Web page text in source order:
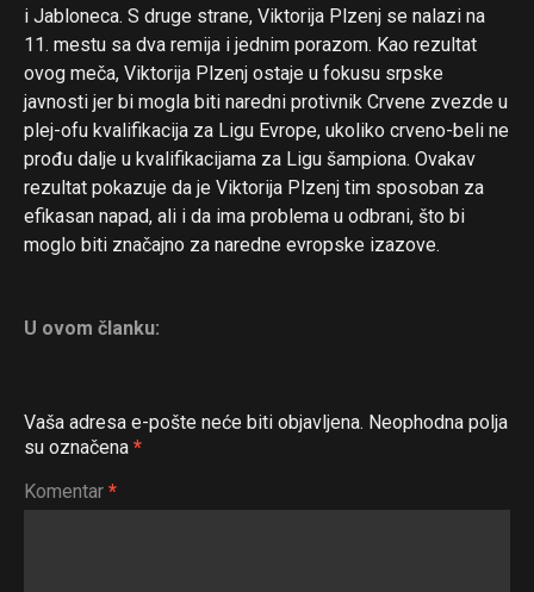
i Jabloneca. S druge strane, Viktorija Plzenj se nalazi na
11. mestu sa dva remija i jednim porazom. Kao rezultat
ovog meča, Viktorija Plzenj ostaje u fokusu srpske
javnosti jer bi mogla biti naredni protivnik Crvene zvezde u
plej-ofu kvalifikacija za Ligu Evrope, ukoliko crveno-beli ne
prođu dalje u kvalifikacijama za Ligu šampiona. Ovakav
rezultat pokazuje da je Viktorija Plzenj tim sposoban za
efikasan napad, ali i da ima problema u odbrani, što bi
moglo biti značajno za naredne evropske izazove.
U ovom članku:
Vaša adresa e-pošte neće biti objavljena. Neophodna polja
su označena *
Komentar *